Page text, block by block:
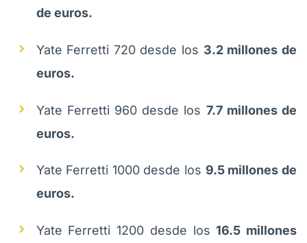
de euros.
Yate Ferretti 720 desde los 3.2 millones de
euros.
Yate Ferretti 960 desde los 7.7 millones de
euros.
Yate Ferretti 1000 desde los 9.5 millones de
euros.
Yate Ferretti 1200 desde los16.5 millones